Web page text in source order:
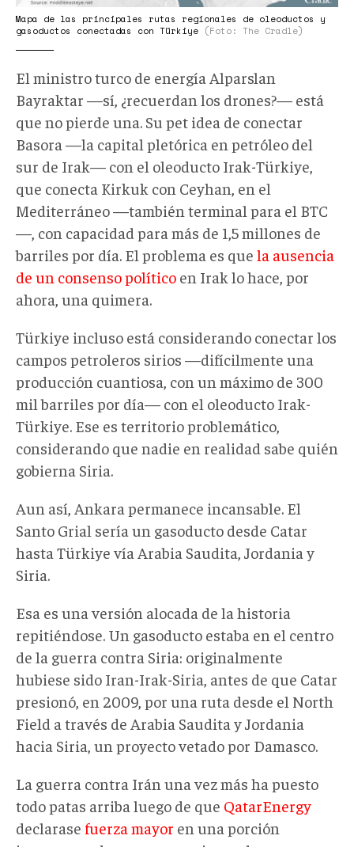
Mapa de las principales rutas regionales de oleoductos y
gasoductos conectadas con Türkiye (Foto: The Cradle)
El ministro turco de energía Alparslan
Bayraktar —sí, ¿recuerdan los drones?— está
que no pierde una. Su pet idea de conectar
Basora —la capital pletórica en petróleo del
sur de Irak— con el oleoducto Irak-Türkiye,
que conecta Kirkuk con Ceyhan, en el
Mediterráneo —también terminal para el BTC
—, con capacidad para más de 1,5 millones de
barriles por día. El problema es que la ausencia
de un consenso político en Irak lo hace, por
ahora, una quimera.
Türkiye incluso está considerando conectar los
campos petroleros sirios —difícilmente una
producción cuantiosa, con un máximo de 300
mil barriles por día— con el oleoducto Irak-
Türkiye. Ese es territorio problemático,
considerando que nadie en realidad sabe quién
gobierna Siria.
Aun así, Ankara permanece incansable. El
Santo Grial sería un gasoducto desde Catar
hasta Türkiye vía Arabia Saudita, Jordania y
Siria.
Esa es una versión alocada de la historia
repitiéndose. Un gasoducto estaba en el centro
de la guerra contra Siria: originalmente
hubiese sido Iran-Irak-Siria, antes de que Catar
presionó, en 2009, por una ruta desde el North
Field a través de Arabia Saudita y Jordania
hacia Siria, un proyecto vetado por Damasco.
La guerra contra Irán una vez más ha puesto
todo patas arriba luego de que QatarEnergy
declarase fuerza mayor en una porción